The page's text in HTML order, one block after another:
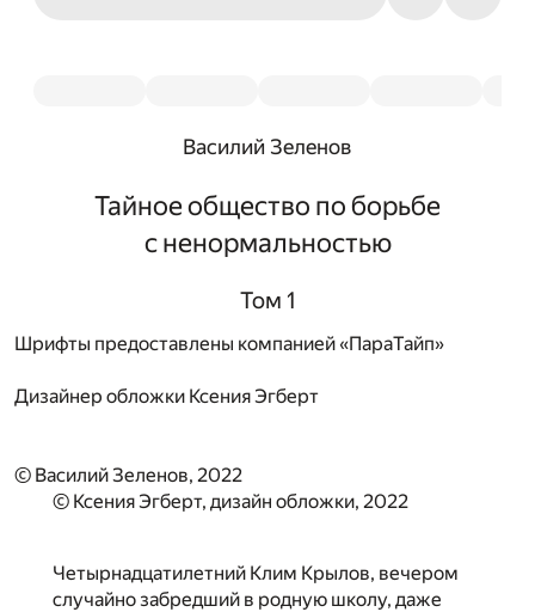
Василий Зеленов
Тайное общество по борьбе
с ненормальностью
Том 1
Шрифты предоставлены компанией «ПараТайп»
Дизайнер обложки Ксения Эгберт
© Василий Зеленов, 2022
© Ксения Эгберт, дизайн обложки, 2022
Четырнадцатилетний Клим Крылов, вечером
случайно забредший в родную школу, даже